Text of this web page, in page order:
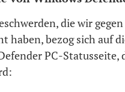
die wir
haben, bezog sich auf
PC-Statusseite,